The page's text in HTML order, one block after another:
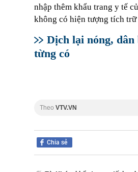
nhập thêm khẩu trang y tế
không có hiện tượng tích
Dịch lại nóng,
từng có
Theo VTV.VN
Chia sẻ